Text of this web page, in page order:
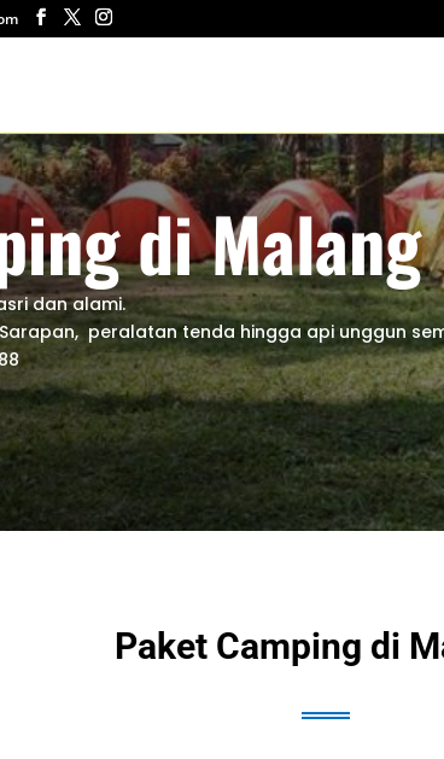
di Malang
dan alami.
peralatan tenda hingga api unggun
Paket Camping di